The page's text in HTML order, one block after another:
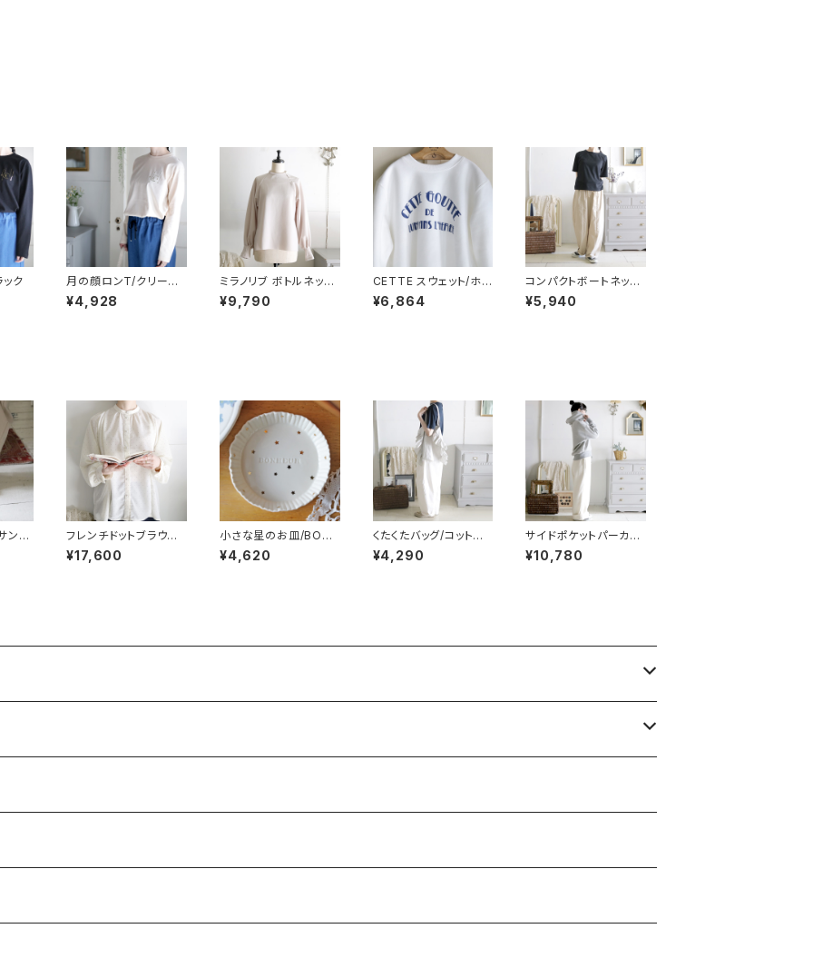
ク
月の顔ロンT/クリーム
ベージュ
¥4,928
ミラノリブ ボトルネック
トップス/ライトベージュ
¥9,790
CETTE スウェット/ホワ
イト×ネイビー
¥6,864
コンパクトボートネック/
ブラック
¥5,940
ンダ
フレンチドットブラウス
／オフホワイト
¥17,600
小さな星のお皿/BONH
EUR
¥4,620
くたくたバッグ/コットン
リネン ライトグレー
¥4,290
サイドポケットパーカー/
グレー
¥10,780